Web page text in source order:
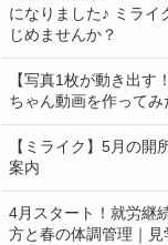
になりました♪ ミライ
じめませんか？
【写真1枚が動き出す
ちゃん動画を作ってみ
【ミライク】5月の開
案内
4月スタート！就労継
方と春の体調管理｜見